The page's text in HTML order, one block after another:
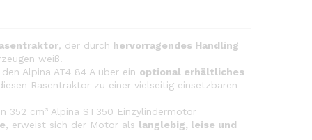
, der durch hervorragendes Handling
weiß.
Alpina AT4 84 A über ein optional erhältliches
Rasentraktor zu einer vielseitig einsetzbaren
352 cm³ Alpina ST350 Einzylindermotor
, erweist sich der Motor als langlebig, leise und